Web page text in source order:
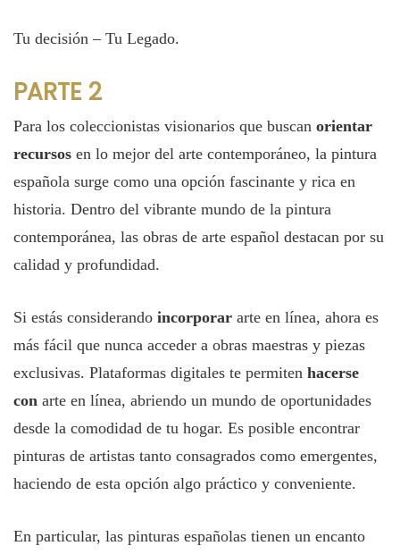
Tu decisión – Tu Legado.
PARTE 2
Para los coleccionistas visionarios que buscan orientar
recursos en lo mejor del arte contemporáneo, la pintura
española surge como una opción fascinante y rica en
historia. Dentro del vibrante mundo de la pintura
contemporánea, las obras de arte español destacan por su
calidad y profundidad.
Si estás considerando incorporar arte en línea, ahora es
más fácil que nunca acceder a obras maestras y piezas
exclusivas. Plataformas digitales te permiten hacerse
con arte en línea, abriendo un mundo de oportunidades
desde la comodidad de tu hogar. Es posible encontrar
pinturas de artistas tanto consagrados como emergentes,
haciendo de esta opción algo práctico y conveniente.
En particular, las pinturas españolas tienen un encanto